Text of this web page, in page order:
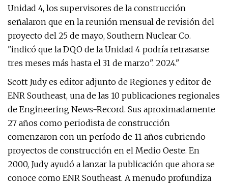
Unidad 4, los supervisores de la construcción
señalaron que en la reunión mensual de revisión del
proyecto del 25 de mayo, Southern Nuclear Co.
"indicó que la DQO de la Unidad 4 podría retrasarse
tres meses más hasta el 31 de marzo". 2024."
Scott Judy es editor adjunto de Regiones y editor de
ENR Southeast, una de las 10 publicaciones regionales
de Engineering News-Record. Sus aproximadamente
27 años como periodista de construcción
comenzaron con un período de 11 años cubriendo
proyectos de construcción en el Medio Oeste. En
2000, Judy ayudó a lanzar la publicación que ahora se
conoce como ENR Southeast. A menudo profundiza